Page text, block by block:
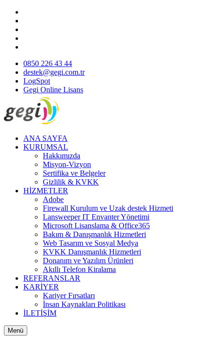
0850 226 43 44
destek@gegi.com.tr
LogSpot
Gegi Online Lisans
ANA SAYFA
KURUMSAL
Hakkımızda
Misyon-Vizyon
Sertifika ve Belgeler
Gizlilik & KVKK
HİZMETLER
Adobe
Firewall Kurulum ve Uzak destek Hizmeti
Lansweeper IT Envanter Yönetimi
Microsoft Lisanslama & Office365
Bakım & Danışmanlık Hizmetleri
Web Tasarım ve Sosyal Medya
KVKK Danışmanlık Hizmetleri
Donanım ve Yazılım Ürünleri
Akıllı Telefon Kiralama
REFERANSLAR
KARİYER
Kariyer Fırsatları
İnsan Kaynakları Politikası
İLETİŞİM
Menü